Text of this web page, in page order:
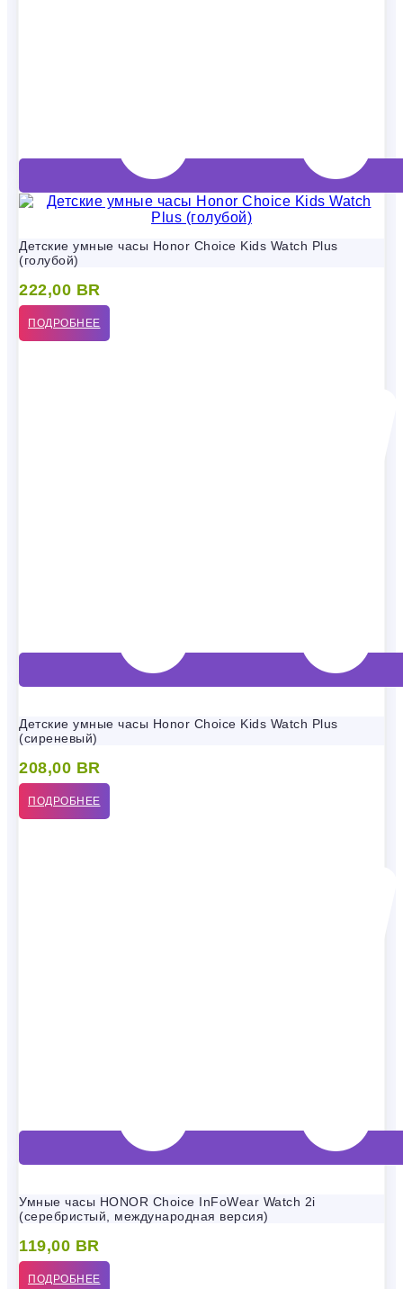
Детские умные часы Honor Choice Kids Watch Plus
(голубой)
222,00 BR
ПОДРОБНЕЕ
Детские умные часы Honor Choice Kids Watch Plus
(сиреневый)
208,00 BR
ПОДРОБНЕЕ
Умные часы HONOR Choice InFoWear Watch 2i
(серебристый, международная версия)
119,00 BR
ПОДРОБНЕЕ